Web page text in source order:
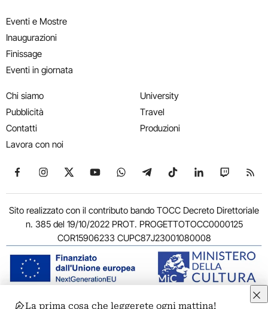
Eventi e Mostre
Inaugurazioni
Finissage
Eventi in giornata
Chi siamo
Pubblicità
Contatti
Lavora con noi
University
Travel
Produzioni
Seguici su Facebook
Seguici su Instagram
Seguici su X
Seguici su YouTube
Seguici su WhatsApp
Seguici su Telegram
Seguici su TikTok
Seguici su
Seguici
Sito realizzato con il contributo bando TOCC Decreto Direttoriale
n. 385 del 19/10/2022 PROT. PROGETTOTOCC0000125
COR15906233 CUPC87J23001080008
La prima cosa che leggerete ogni mattina!